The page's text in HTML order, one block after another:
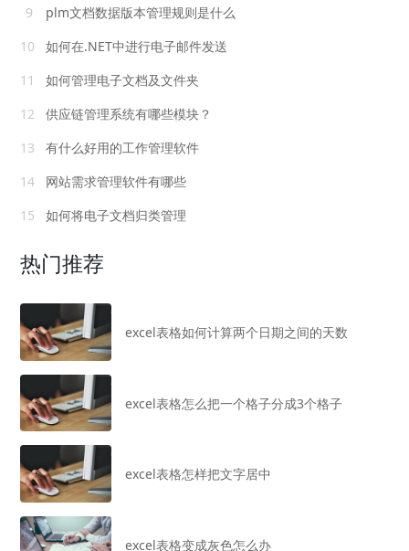
9
plm文档数据版本管理规则是什么
10
如何在.NET中进行电子邮件发送
11
如何管理电子文档及文件夹
12
供应链管理系统有哪些模块？
13
有什么好用的工作管理软件
14
网站需求管理软件有哪些
15
如何将电子文档归类管理
热门推荐
excel表格如何计算两个日期之间的天数
excel表格怎么把一个格子分成3个格子
excel表格怎样把文字居中
excel表格变成灰色怎么办